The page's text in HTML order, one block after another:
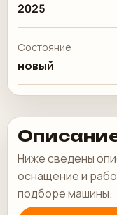
2025
Состояние
новый
Ниже сведены
оснащение и
подборе машины.